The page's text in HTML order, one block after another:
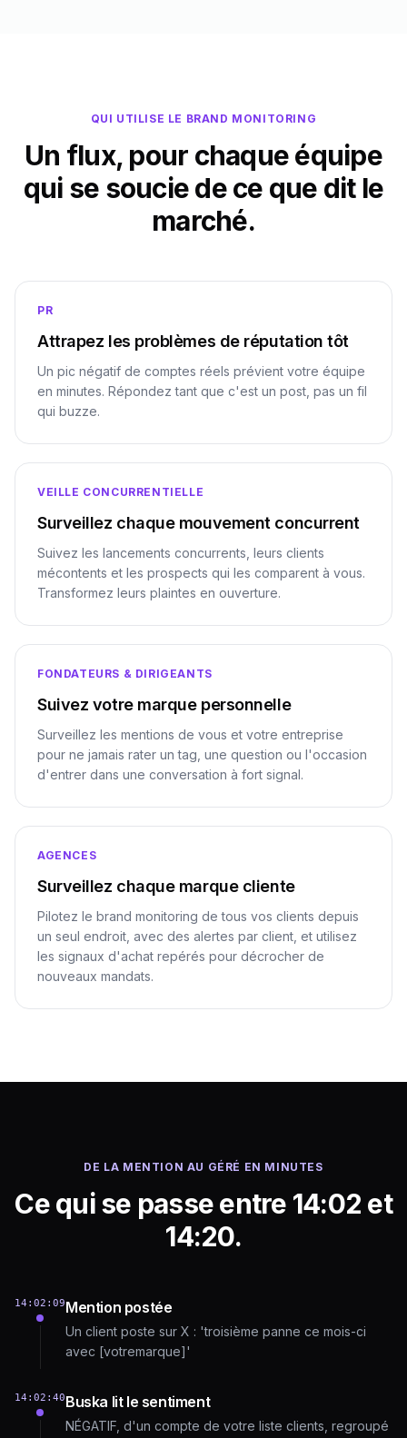
QUI UTILISE LE BRAND MONITORING
Un flux, pour chaque équipe
qui se soucie de ce que dit le
marché.
PR
Attrapez les problèmes de réputation tôt
Un pic négatif de comptes réels prévient votre équipe
en minutes. Répondez tant que c'est un post, pas un fil
qui buzze.
VEILLE CONCURRENTIELLE
Surveillez chaque mouvement concurrent
Suivez les lancements concurrents, leurs clients
mécontents et les prospects qui les comparent à vous.
Transformez leurs plaintes en ouverture.
FONDATEURS & DIRIGEANTS
Suivez votre marque personnelle
Surveillez les mentions de vous et votre entreprise
pour ne jamais rater un tag, une question ou l'occasion
d'entrer dans une conversation à fort signal.
AGENCES
Surveillez chaque marque cliente
Pilotez le brand monitoring de tous vos clients depuis
un seul endroit, avec des alertes par client, et utilisez
les signaux d'achat repérés pour décrocher de
nouveaux mandats.
DE LA MENTION AU GÉRÉ EN MINUTES
Ce qui se passe entre 14:02 et
14:20.
14:02:09Mention postée
Un client poste sur X : 'troisième panne ce mois-ci
avec [votremarque]'
14:02:40Buska lit le sentiment
NÉGATIF, d'un compte de votre liste clients, regroupé